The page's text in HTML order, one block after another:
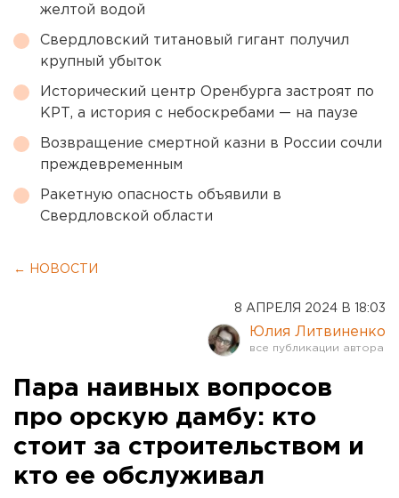
желтой водой
Свердловский титановый гигант получил
крупный убыток
Исторический центр Оренбурга застроят по
КРТ, а история с небоскребами — на паузе
Возвращение смертной казни в России сочли
преждевременным
Ракетную опасность объявили в
Свердловской области
← НОВОСТИ
8 АПРЕЛЯ 2024 В 18:03
Юлия Литвиненко
Пара наивных вопросов
про орскую дамбу: кто
стоит за строительством и
кто ее обслуживал